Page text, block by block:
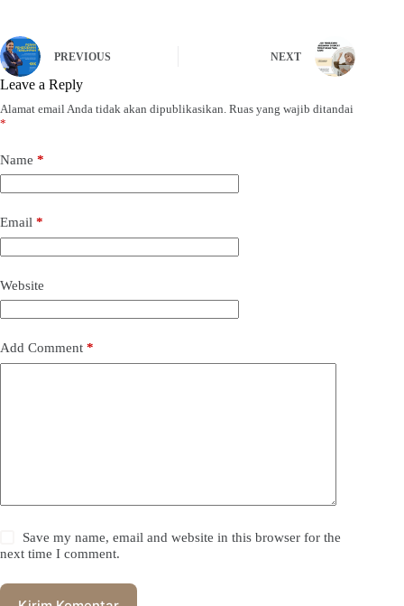
PREVIOUS NEXT
Leave a Reply
Alamat email Anda tidak akan dipublikasikan. Ruas yang wajib ditandai
*
Name *
Email *
Website
Add Comment *
Save my name, email and website in this browser for the
next time I comment.